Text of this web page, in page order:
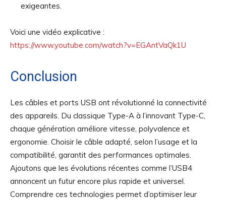
exigeantes.
Voici une vidéo explicative :
https://www.youtube.com/watch?v=EGAntVaQk1U
Conclusion
Les câbles et ports USB ont révolutionné la connectivité
des appareils. Du classique Type-A à l’innovant Type-C,
chaque génération améliore vitesse, polyvalence et
ergonomie. Choisir le câble adapté, selon l’usage et la
compatibilité, garantit des performances optimales.
Ajoutons que les évolutions récentes comme l’USB4
annoncent un futur encore plus rapide et universel.
Comprendre ces technologies permet d’optimiser leur